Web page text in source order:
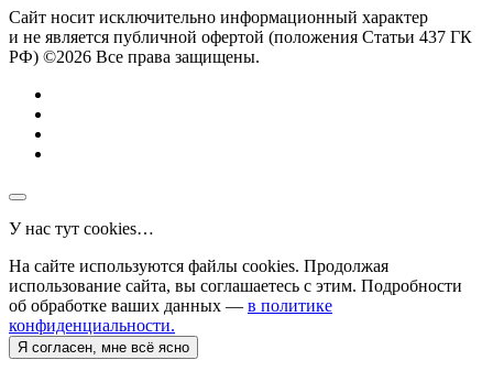
Сайт носит исключительно информационный характер
и не является публичной офертой (положения Статьи 437 ГК
РФ) ©2026 Все права защищены.
У нас тут cookies…
На сайте используются файлы cookies. Продолжая
использование сайта, вы соглашаетесь с этим. Подробности
об обработке ваших данных — в политике
конфиденциальности.
Я согласен, мне всё ясно